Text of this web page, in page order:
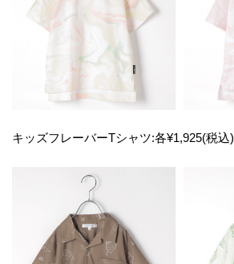
キッズフレーバーTシャツ:各¥1,925(税込)